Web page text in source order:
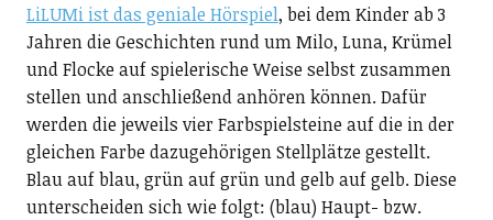
LiLUMi ist das geniale Hörspiel, bei dem Kinder ab 3
Jahren die Geschichten rund um Milo, Luna, Krümel
und Flocke auf spielerische Weise selbst zusammen
stellen und anschließend anhören können. Dafür
werden die jeweils vier Farbspielsteine auf die in der
gleichen Farbe dazugehörigen Stellplätze gestellt.
Blau auf blau, grün auf grün und gelb auf gelb. Diese
unterscheiden sich wie folgt: (blau) Haupt- bzw.